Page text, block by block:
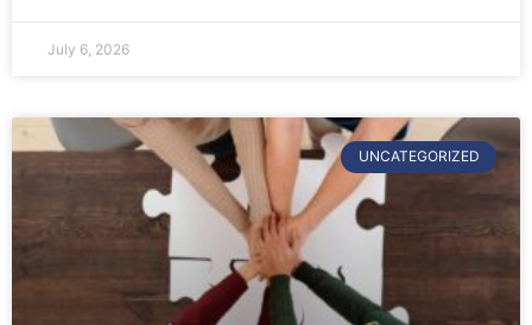
July 6, 2026
UNCATEGORIZED